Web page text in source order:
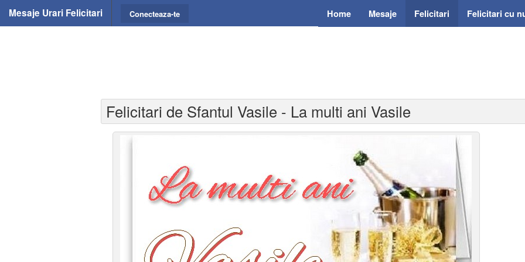
Mesaje Urari Felicitari Home Mesaje Felicitari Felicitari cu
Conecteaza-te
Felicitari de Sfantul Vasile - La multi ani Vasile